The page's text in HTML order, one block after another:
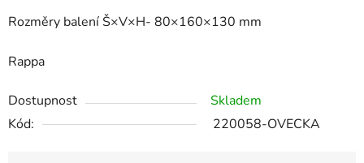
Rozměry balení Š×V×H- 80×160×130 mm
Rappa
Dostupnost
Skladem
Kód:
220058-OVECKA